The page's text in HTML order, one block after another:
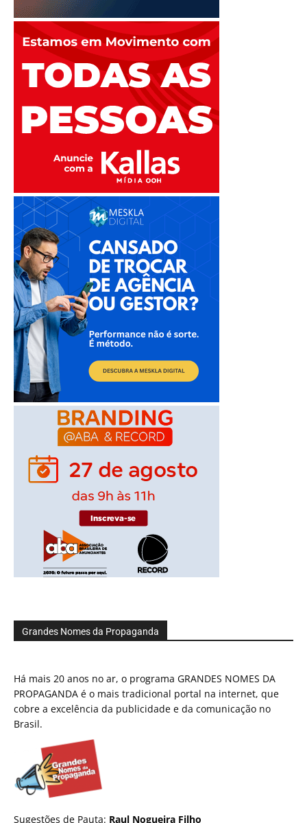
Grandes Nomes da Propaganda
Há mais 20 anos no ar, o programa GRANDES NOMES DA
PROPAGANDA é o mais tradicional portal na internet, que
cobre a excelência da publicidade e da comunicação no
Brasil.
Sugestões de Pauta: Raul Nogueira Filho